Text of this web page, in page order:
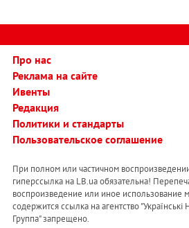
Про нас
Реклама на сайте
Ивенты
Редакция
Политики и стандарты
Пользовательское соглашение
При полном или частичном
гиперссылка на LB.ua обязательна!
воспроизведение или иное использование
содержится ссылка на агентство
Группа" запрещено.